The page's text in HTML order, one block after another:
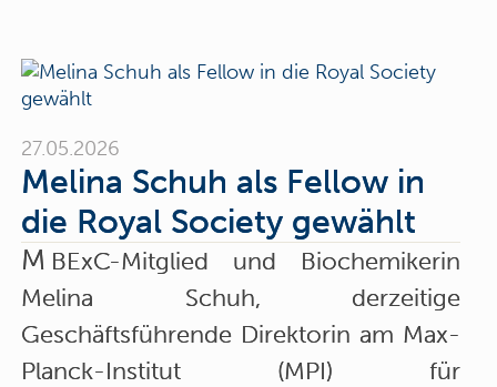
27.05.2026
Melina Schuh als Fellow in
die Royal Society gewählt
M BExC-Mitglied und Biochemikerin
Melina Schuh, derzeitige
Geschäftsführende Direktorin am Max-
Planck-Institut (MPI) für